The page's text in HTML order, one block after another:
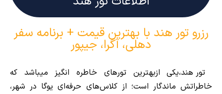
رزرو تور هند با بهترین قیمت + برنامه سفر
دهلی، آگرا، جیپور
تور هند،یکی ازبهترین تورهای خاطره انگیز میباشد که
خاطراتش ماندگار است؛ از کلاس‌های حرفه‌ای یوگا در شهر،